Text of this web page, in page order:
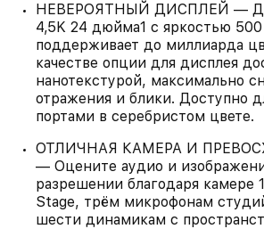
НЕВЕРОЯТНЫЙ ДИСПЛЕЙ —
4,5K 24 дюйма1 c яркостью
поддерживает до миллиарда
качестве опции для дисплея
нанотекстурой, максимально
отражения и блики. Доступно
портами в серебристом цвете.
ОТЛИЧНАЯ КАМЕРА И
— Оцените аудио и
разрешении благодаря камере
Stage, трём микрофонам
шести динамикам с